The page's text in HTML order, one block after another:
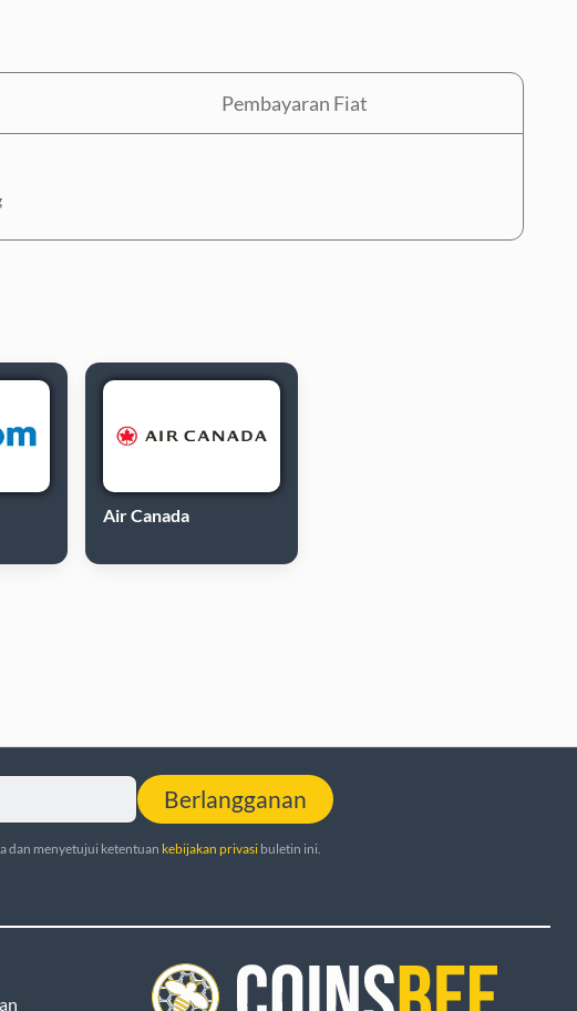
Pembayaran Fiat
Air Canada
Berlangganan
dan menyetujui ketentuan kebijakan privasibuletin ini.